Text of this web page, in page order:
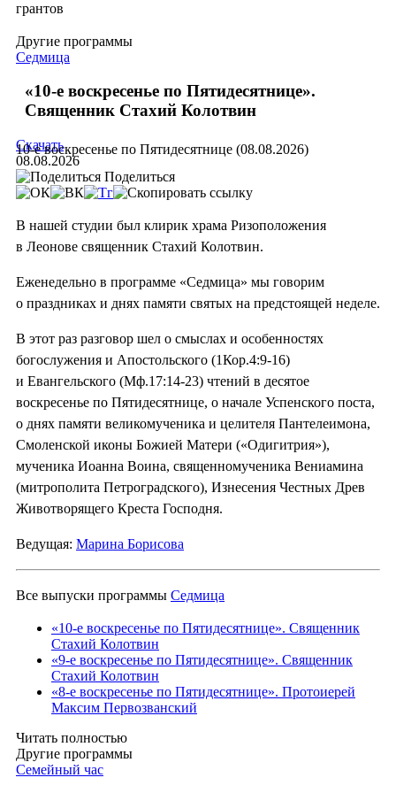
грантов
Другие программы
Седмица
«10-е воскресенье по Пятидесятнице».
Священник Стахий Колотвин
10-е воскресенье по Пятидесятнице (08.08.2026)
Скачать
08.08.2026
Поделиться
В нашей студии был клирик храма Ризоположения
в Леонове священник Стахий Колотвин.
Еженедельно в программе «Седмица» мы говорим
о праздниках и днях памяти святых на предстоящей неделе.
В этот раз разговор шел о смыслах и особенностях
богослужения и Апостольского (1Кор.4:9-16)
и Евангельского (Мф.17:14-23) чтений в десятое
воскресенье по Пятидесятнице, о начале Успенского поста,
о днях памяти великомученика и целителя Пантелеимона,
Смоленской иконы Божией Матери («Одигитрия»),
мученика Иоанна Воина, священномученика Вениамина
(митрополита Петроградского), Изнесения Честных Древ
Животворящего Креста Господня.
Ведущая: Марина Борисова
Все выпуски программы Седмица
«10-е воскресенье по Пятидесятнице». Священник
Стахий Колотвин
«9-е воскресенье по Пятидесятнице». Священник
Стахий Колотвин
«8-е воскресенье по Пятидесятнице». Протоиерей
Максим Первозванский
Читать полностью
Другие программы
Семейный час